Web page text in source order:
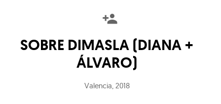
SOBRE DIMASLA (DIANA +
ÁLVARO)
Valencia, 2018